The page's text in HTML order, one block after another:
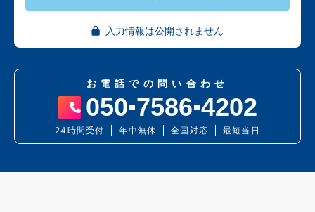
入力情報は公開されません
お電話での問い合わせ
050 7586 4202
24時間受付 年中無休 全国対応 最短当日